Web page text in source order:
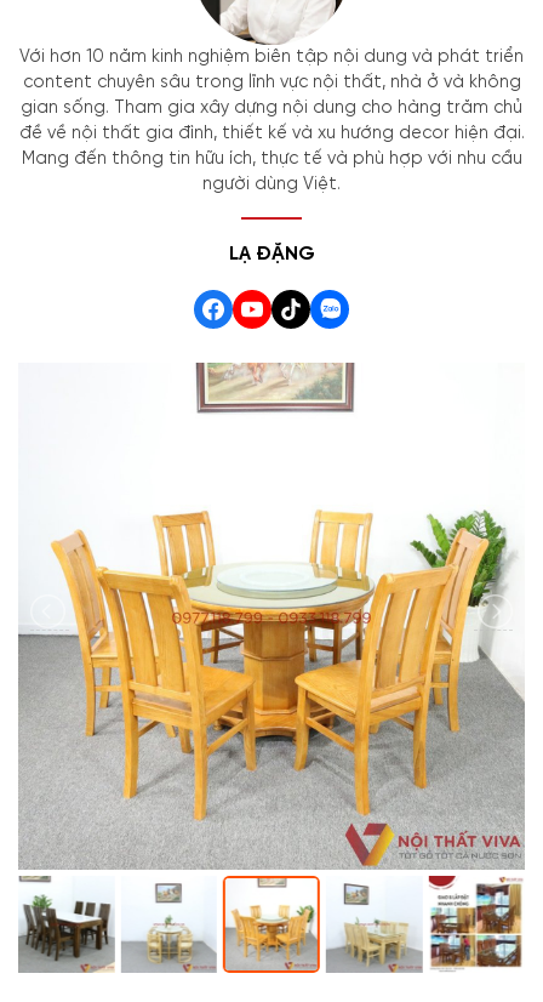
Với hơn 10 năm kinh nghiệm biên tập nội dung và phát triển
content chuyên sâu trong lĩnh vực nội thất, nhà ở và không
gian sống. Tham gia xây dựng nội dung cho hàng trăm chủ
đề về nội thất gia đình, thiết kế và xu hướng decor hiện đại.
Mang đến thông tin hữu ích, thực tế và phù hợp với nhu cầu
người dùng Việt.
LẠ ĐẶNG